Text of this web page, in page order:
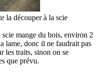
la découper à la scie
mange du bois, environ 2
lame, donc il ne faudrait pas
les traits, sinon on se
que prévu.